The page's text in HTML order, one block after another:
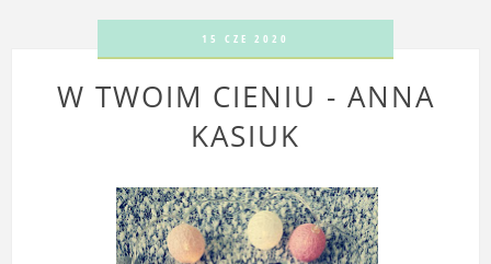
15 CZE 2020
W TWOIM CIENIU - ANNA
KASIUK